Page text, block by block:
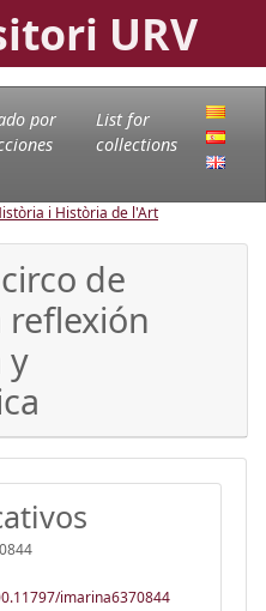
URV
por
List for
collections
i Història de l'Art
de
reflexión
y
imarina6370844